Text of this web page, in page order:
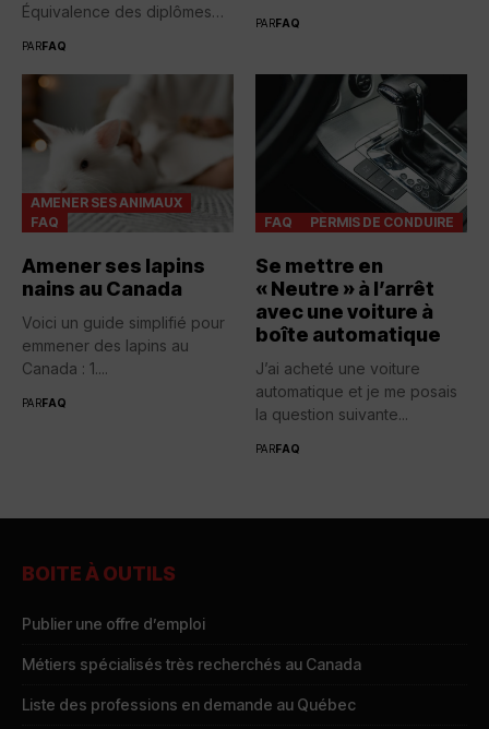
Équivalence des diplômes
PARFAQ
PARFAQ
AMENER SES ANIMAUX
FAQ
Amener ses lapins
nains au Canada
Voici un guide simplifié pour
emmener des lapins au
Canada : 1....
PARFAQ
FAQ PERMIS DE CONDUIRE
Se mettre en
« Neutre » à l’arrêt
avec une voiture à
boîte automatique
J’ai acheté une voiture
automatique et je me posais
la question suivante...
PARFAQ
BOITE À OUTILS
Publier une offre d’emploi
Métiers spécialisés très recherchés au Canada
Liste des professions en demande au Québec